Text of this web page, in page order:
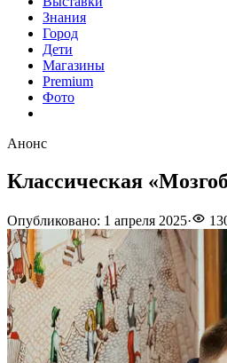
Знания
Город
Дети
Магазины
Premium
Фото
Анонс
Классическая
Опубликовано: 1 апреля 2025·